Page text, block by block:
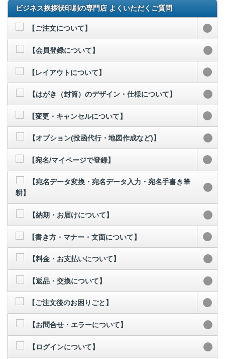
ビジネス挨拶状印刷の専門店 よくいただくご質問
【ご注文について】
【会員登録について】
【レイアウトについて】
【はがき（封筒）のデザイン・仕様について】
【変更・キャンセルについて】
【オプション(投函代行・地図作成など)】
【宛名/マイページで登録】
【宛名データ変換・宛名データ入力・宛名手書き筆
耕】
【納期・お届けについて】
【書き方・マナー・文面について】
【料金・お支払いについて】
【返品・交換について】
【ご注文後のお困りごと】
【お問合せ・エラーについて】
【ログインについて】